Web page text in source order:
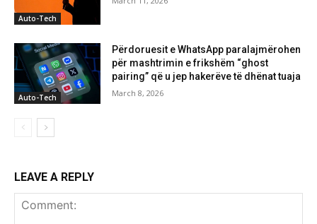
Auto-Tech
Auto-Tech
Përdoruesit e WhatsApp paralajmërohen
për mashtrimin e frikshëm “ghost
pairing” që u jep hakerëve të dhënat tuaja
March 8, 2026
LEAVE A REPLY